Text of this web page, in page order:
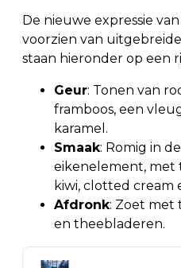
De nieuwe expressie
voorzien van
staan hieronder op een
Geur: Tonen van
framboos, een
karamel.
Smaak: Romig in
eikenelement, met
kiwi, clotted cream
Afdronk: Zoet met
en theebladeren.